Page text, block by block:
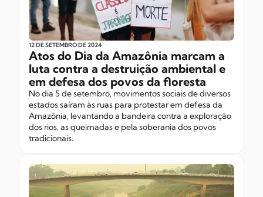
12 DE SETEMBRODE 2024
Atos do Dia da Amazônia marcam a
luta contra a destruição ambiental e
em defesa dos povos da floresta
No dia 5 de setembro, movimentos sociais de diversos
estados saíram às ruas para protestar em defesa da
Amazônia, levantando a bandeira contra a exploração
dos rios, as queimadas e pela soberania dos povos
tradicionais.